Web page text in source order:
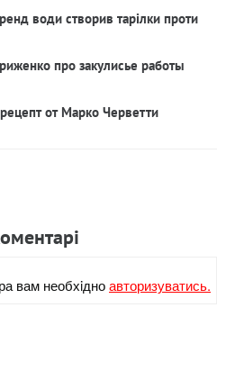
води створив тарілки проти
про закулисье работы
от Марко Черветти
вам необхiдноавторизуватись.